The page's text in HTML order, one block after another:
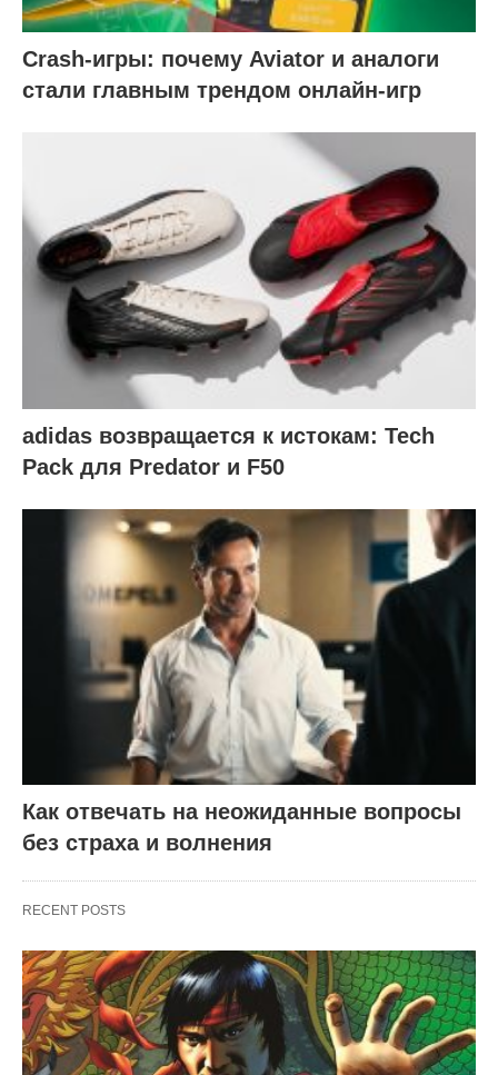
Crash-игры: почему Aviator и аналоги
стали главным трендом онлайн-игр
adidas возвращается к истокам: Tech
Pack для Predator и F50
Как отвечать на неожиданные вопросы
без страха и волнения
RECENT POSTS